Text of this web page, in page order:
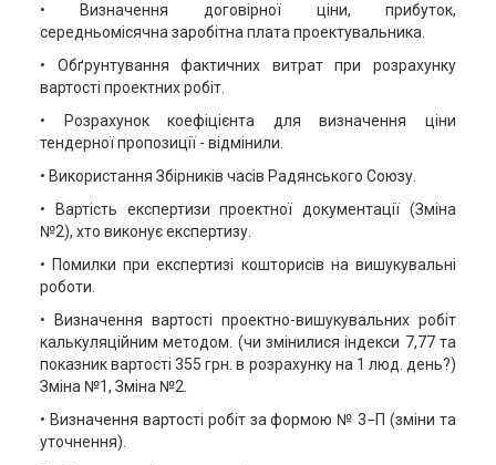
• Визначення договірної ціни, прибуток,
середньомісячна заробітна плата проектувальника.
• Обґрунтування фактичних витрат при розрахунку
вартості проектних робіт.
• Розрахунок коефіцієнта для визначення ціни
тендерної пропозиції - відмінили.
• Використання Збірників часів Радянського Союзу.
• Вартість експертизи проектної документації (Зміна
№2), хто виконує експертизу.
• Помилки при експертизі кошторисів на вишукувальні
роботи.
• Визначення вартості проектно-вишукувальних робіт
калькуляційним методом. (чи змінилися індекси 7,77 та
показник вартості 355 грн. в розрахунку на 1 люд. день?)
Зміна №1, Зміна №2.
• Визначення вартості робіт за формою № 3−П (зміни та
уточнення).